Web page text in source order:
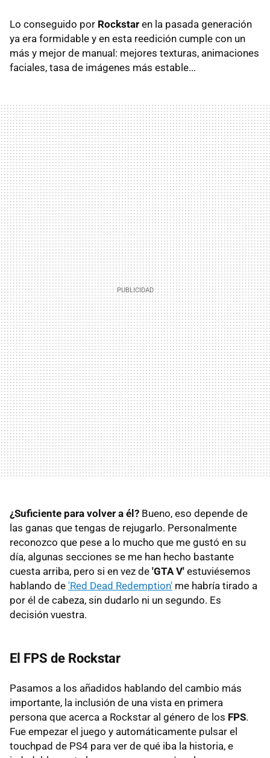
Lo conseguido por Rockstar en la pasada generación
ya era formidable y en esta reedición cumple con un
más y mejor de manual: mejores texturas, animaciones
faciales, tasa de imágenes más estable...
¿Suficiente para volver a él? Bueno, eso depende de
las ganas que tengas de rejugarlo. Personalmente
reconozco que pese a lo mucho que me gustó en su
día, algunas secciones se me han hecho bastante
cuesta arriba, pero si en vez de 'GTA V' estuviésemos
hablando de 'Red Dead Redemption' me habría tirado a
por él de cabeza, sin dudarlo ni un segundo. Es
decisión vuestra.
El FPS de Rockstar
Pasamos a los añadidos hablando del cambio más
importante, la inclusión de una vista en primera
persona que acerca a Rockstar al género de los FPS.
Fue empezar el juego y automáticamente pulsar el
touchpad de PS4 para ver de qué iba la historia, e